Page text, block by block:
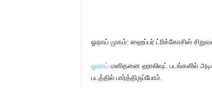
ஓநாய் முகம்: ஹைப்பர் ட்ரிக்கோசிஸ்
ஓநாய் மனிதனை ஹாலிவுட் படங்களில்
படத்தில் பார்த்திருப்போம்.